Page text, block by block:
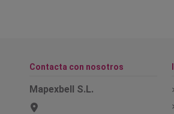
Contacta con nosotros
Mapexbell S.L.